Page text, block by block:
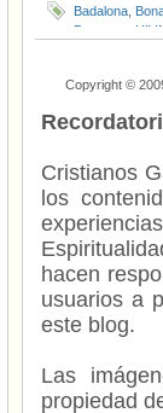
Badalona
Programa
Copyright ©
Cristianos
los
hacen
usuarios a
este blog.
Las
propiedad